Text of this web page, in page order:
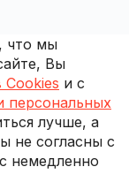
что мы
Вы
Cookies и с
персональных
лучше, а
не согласны с
немедленно